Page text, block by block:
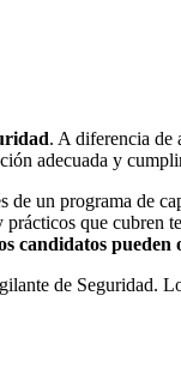
. A diferencia de
adecuada y
de un programa de
que
candidatos pueden
de